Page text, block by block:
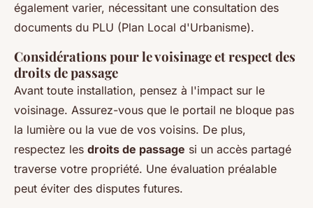
également varier, nécessitant une consultation des
documents du PLU (Plan Local d'Urbanisme).
Considérations pour le voisinage et respect des
droits de passage
Avant toute installation, pensez à l'impact sur le
voisinage. Assurez-vous que le portail ne bloque pas
la lumière ou la vue de vos voisins. De plus,
respectez les droits de passage si un accès partagé
traverse votre propriété. Une évaluation préalable
peut éviter des disputes futures.